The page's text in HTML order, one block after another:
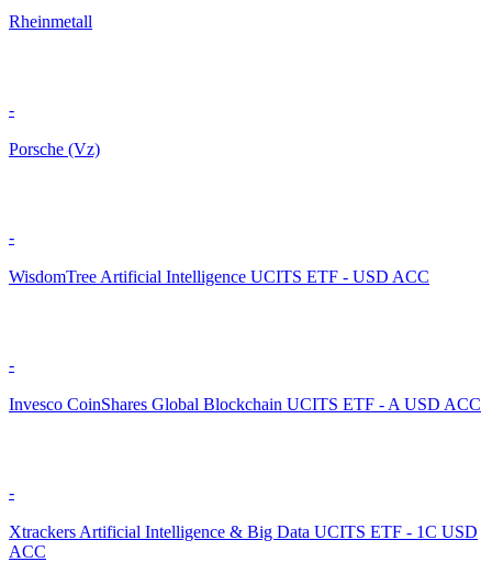
Rheinmetall
-
Porsche (Vz)
-
WisdomTree Artificial Intelligence UCITS ETF - USD ACC
-
Invesco CoinShares Global Blockchain UCITS ETF - A USD ACC
-
Xtrackers Artificial Intelligence & Big Data UCITS ETF - 1C USD
ACC